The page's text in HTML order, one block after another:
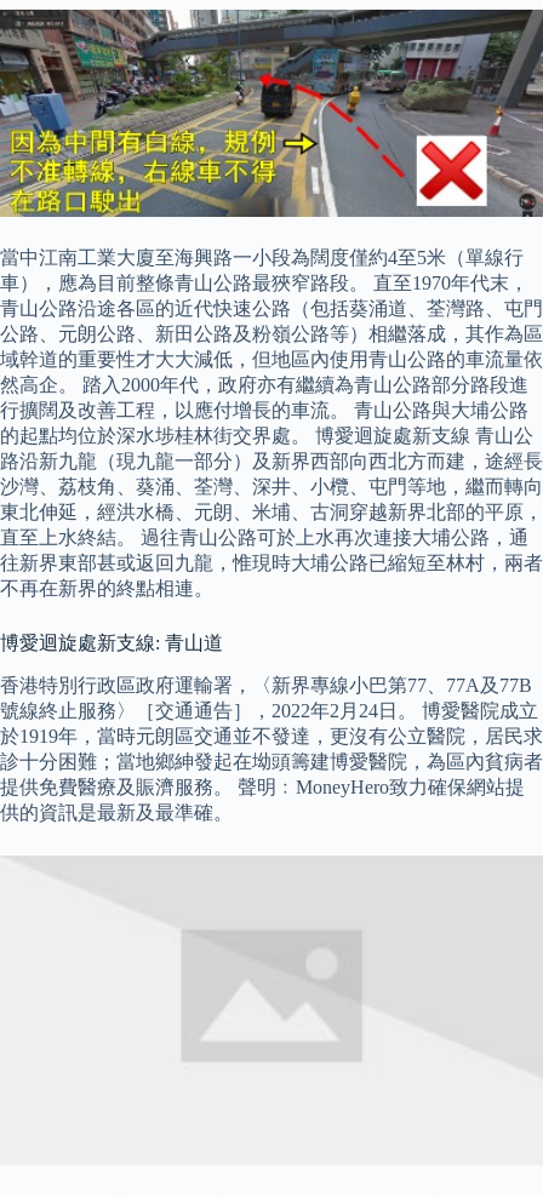
當中江南工業大廈至海興路一小段為闊度僅約4至5米（單線行
車），應為目前整條青山公路最狹窄路段。 直至1970年代末，
青山公路沿途各區的近代快速公路（包括葵涌道、荃灣路、屯門
公路、元朗公路、新田公路及粉嶺公路等）相繼落成，其作為區
域幹道的重要性才大大減低，但地區內使用青山公路的車流量依
然高企。 踏入2000年代，政府亦有繼續為青山公路部分路段進
行擴闊及改善工程，以應付增長的車流。 青山公路與大埔公路
的起點均位於深水埗桂林街交界處。 博愛迴旋處新支線 青山公
路沿新九龍（現九龍一部分）及新界西部向西北方而建，途經長
沙灣、荔枝角、葵涌、荃灣、深井、小欖、屯門等地，繼而轉向
東北伸延，經洪水橋、元朗、米埔、古洞穿越新界北部的平原，
直至上水終結。 過往青山公路可於上水再次連接大埔公路，通
往新界東部甚或返回九龍，惟現時大埔公路已縮短至林村，兩者
不再在新界的終點相連。
博愛迴旋處新支線: 青山道
香港特別行政區政府運輸署，〈新界專線小巴第77、77A及77B
號線終止服務〉［交通通告］，2022年2月24日。 博愛醫院成立
於1919年，當時元朗區交通並不發達，更沒有公立醫院，居民求
診十分困難；當地鄉紳發起在坳頭籌建博愛醫院，為區內貧病者
提供免費醫療及賑濟服務。 聲明﹕MoneyHero致力確保網站提
供的資訊是最新及最準確。